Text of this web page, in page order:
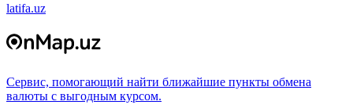
latifa.uz
Сервис, помогающий найти ближайшие пункты обмена
валюты с выгодным курсом.